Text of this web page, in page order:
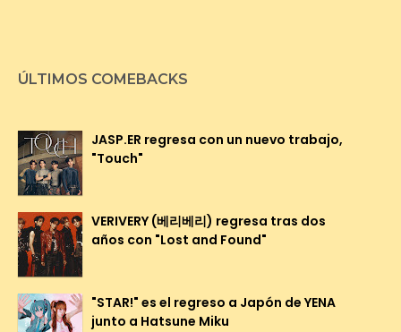
ÚLTIMOS COMEBACKS
JASP.ER regresa con un nuevo trabajo,
"Touch"
VERIVERY (베리베리) regresa tras dos
años con "Lost and Found"
"STAR!" es el regreso a Japón de YENA
junto a Hatsune Miku